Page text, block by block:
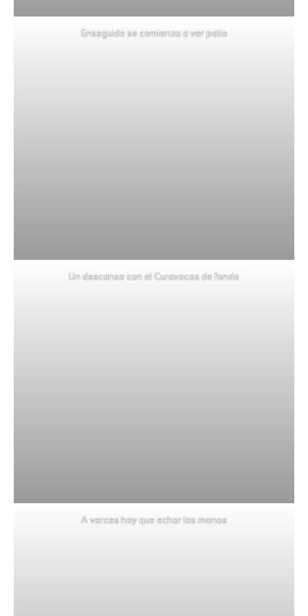
Enseguida se comienza a ver patio
Un descanso con el Curavacas de fondo
A verces hay que echar las manos